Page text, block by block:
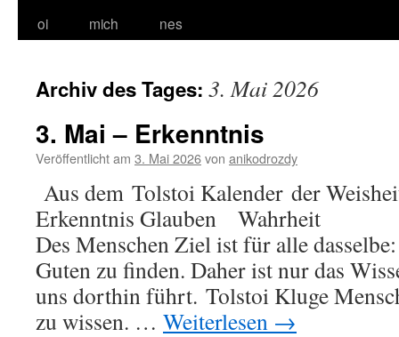
oi
mich
nes
Archiv des Tages: 3. Mai 2026
3. Mai – Erkenntnis
Veröffentlicht am 3. Mai 2026von anikodrozdy
Aus dem Tolstoi Kalender der
Erkenntnis Glauben Wahrheit
Des Menschen Ziel ist für alle
Guten zu finden. Daher ist nur das
uns dorthin führt. Tolstoi Kluge
zu wissen. … Weiterlesen →